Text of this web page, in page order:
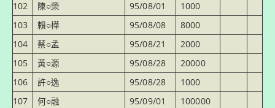
102
陳○榮 95/08/01
1000
103
賴○樺 95/08/08
8000
104
蔡○孟 95/08/21
2000
105
黃○源 95/08/28
20000
106
許○逸 95/08/28
1000
107
何○融 95/09/01
100000